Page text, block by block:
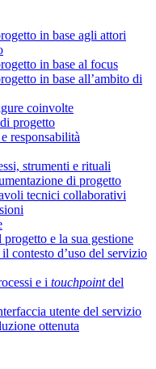
in base agli attori
in base al focus
in base all’ambito di
coinvolte
progetto
responsabilità
strumenti e rituali
di progetto
tecnici collaborativi
e la sua gestione
contesto d’uso del servizio
e i touchpointdel
utente del servizio
ottenuta